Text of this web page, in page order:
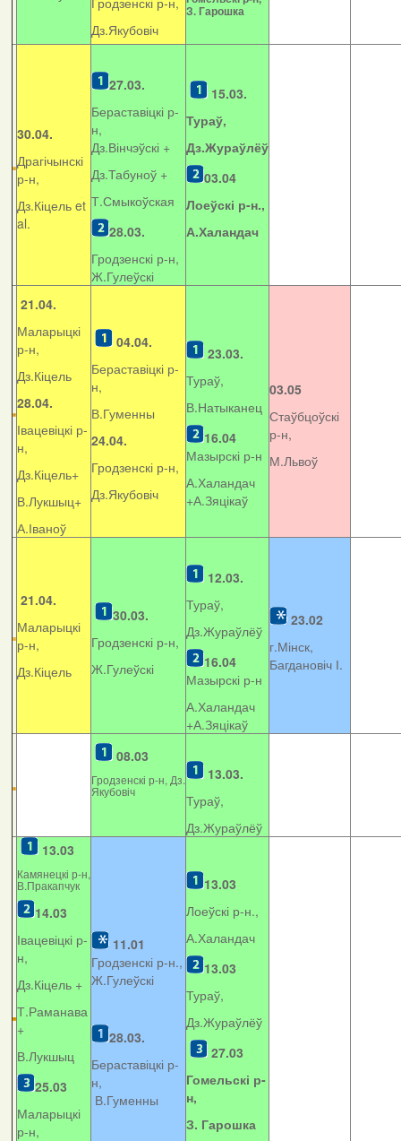
Дз.Якубовіч
З. Гарошка
30.04.
Драгічынскі
р-н,
Дз.Кіцель et
al.
27.03.
Бераставіцкі р-
н,
Дз.Вінчэўскі +
Дз.Табуноў +
Т.Смыкоўская
28.03.
Гродзенскі р-н,
Ж.Гулеўскі
15.03.
Тураў,
Дз.Жураўлёў
03.04
Лоеўскі р-н.,
А.Халандач
21.04.
Маларыцкі
р-н,
Дз.Кіцель
28.04.
Івацевіцкі р-
н,
Дз.Кіцель+
В.Лукшыц+
А.Іваноў
04.04.
Бераставіцкі р-
н,
В.Гуменны
24.04.
Гродзенскі р-н,
Дз.Якубовіч
23.03.
Тураў,
В.Натыканец
16.04
Мазырскі р-н
А.Халандач
+А.Зяцікаў
03.05
Стаўбцоўскі
р-н,
М.Львоў
21.04.
Маларыцкі
р-н,
Дз.Кіцель
30.03.
Гродзенскі р-н,
Ж.Гулеўскі
12.03.
Тураў,
Дз.Жураўлёў
16.04
Мазырскі р-н
А.Халандач
+А.Зяцікаў
23.02
г.Мінск,
Багдановіч І.
08.03
Гродзенскі р-н, Дз.
Якубовіч
13.03.
Тураў,
Дз.Жураўлёў
13.03
Камянецкі р-н,
В.Пракапчук
14.03
Івацевіцкі р-
н,
Дз.Кіцель +
Т.Раманава
+
В.Лукшыц
25.03
Маларыцкі
р-н,
11.01
Гродзенскі р-н.,
Ж.Гулеўскі
28.03.
Бераставіцкі р-
н,
В.Гуменны
13.03
Лоеўскі р-н.,
А.Халандач
13.03
Тураў,
Дз.Жураўлёў
27.03
Гомельскі р-
н,
З. Гарошка